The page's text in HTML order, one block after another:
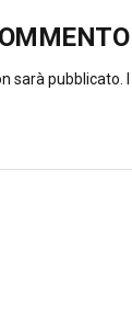
sarà pubblicato.